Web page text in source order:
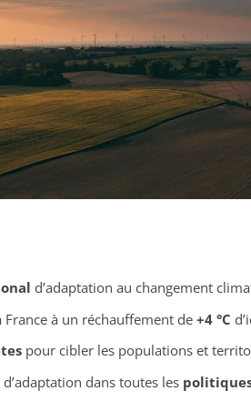
d’adaptation au changement
à un réchauffement de+4 °C
pour cibler les populations et
dans toutes les